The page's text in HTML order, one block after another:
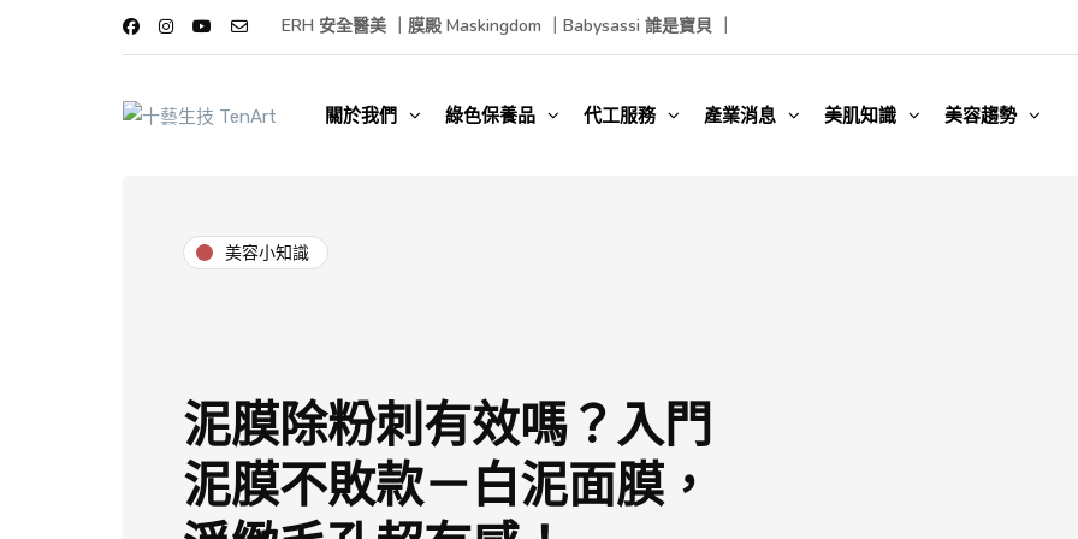
ERH 安全醫美 ｜ 膜殿 Maskingdom ｜ Babysassi 誰是寶貝 ｜
關於我們 綠色保養品 代工服務 產業消息 美肌知識 美容趨勢
美容小知識
泥膜除粉刺有效嗎？入門
泥膜不敗款－白泥面膜，